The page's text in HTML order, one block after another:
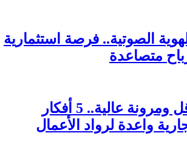
الصوتية.. فرصة استثمارية
متصاعدة
بتكاليف أقل ومرونة عالية.. 5 أفكار
واعدة لرواد الأعمال